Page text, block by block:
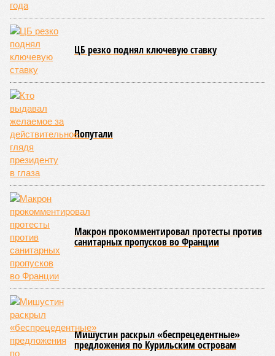
уже получают ключи – в мае 2026 года были получены
заключение о соответствии проектной документации и
разрешение на ввод жилищного комплекса в эксплуатацию –
совсем недалеко, в паре станций метро южнее, на Люблинской
улице, картина, можно сказать, прямо противоположная.
Сюжет:Недвижимость
ЖК «Светлый мир «Станция Л»: та же группа компаний-
банкрот Seven Suns Development, та же
схема достройки через Capital Group осенью 2024 года, но
за прошедшие два года результатов, по словам дольщиков,
практически не видно. По
порталов, первую очередь ЖК строители обещают сдать к
этом из кураторов стройки не задается вопросом: как эти
сроки должны материализоваться? На строительной
площадке, по свидетельствам дольщиков, регулярно
бывающих у забора, какая-либо техника отсутствует. Ни
бетононасосов, ни работающих кранов, ни признаков
мобилизации подрядчиков. При том, что до «декабря 2026»
осталось менее полугода.
Если в «Сказочном лесу» техзаказчик публично
отчитывался о поэтапной готовности – 90%, затем 97%, с
конкретными инженерными работами (усиление
монолитных конструкций, устранение проектных ошибок) –
то по «Станции Л» подобной публичной отчётности